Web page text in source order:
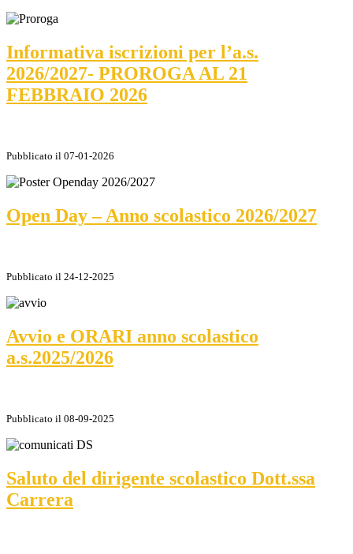
Informativa iscrizioni per l’a.s.
2026/2027- PROROGA AL 21
FEBBRAIO 2026
Pubblicato il 07-01-2026
Open Day – Anno scolastico 2026/2027
Pubblicato il 24-12-2025
Avvio e ORARI anno scolastico
a.s.2025/2026
Pubblicato il 08-09-2025
Saluto del dirigente scolastico Dott.ssa
Carrera